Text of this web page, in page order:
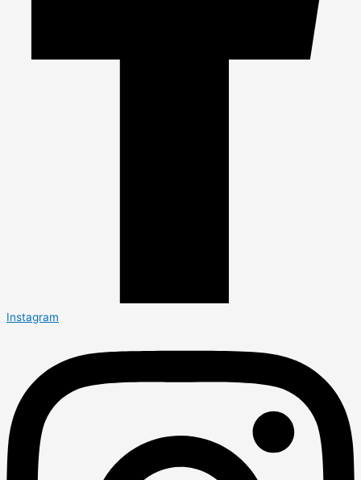
Instagram